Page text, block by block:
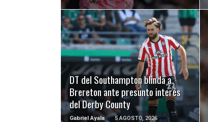
DT del Southampton blinda a
Brereton ante presunto interés
del Derby County
Gabriel Ayala 5 AGOSTO, 2026
LEER MÁS